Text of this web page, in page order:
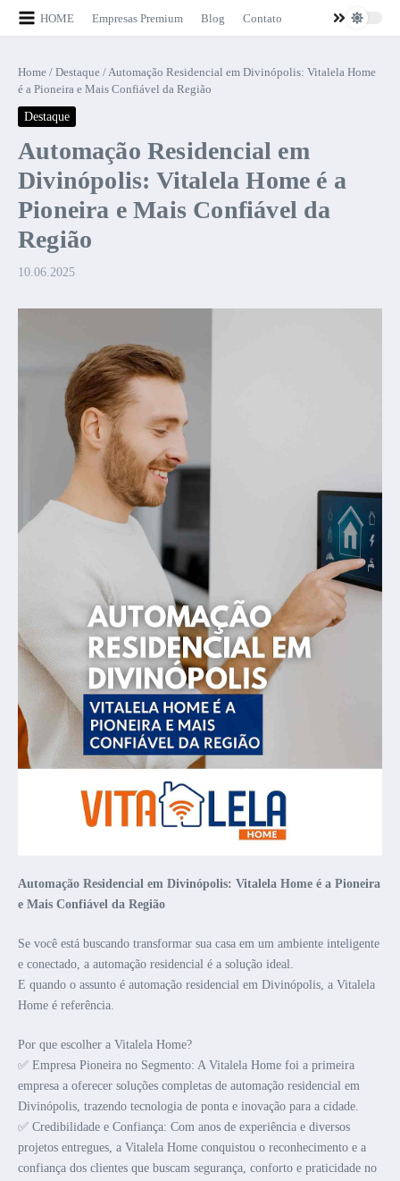
Ir para o conteúdo
HOME Empresas Premium Blog Contato
Home / Destaque /Automação Residencial em Divinópolis: Vitalela Home
é a Pioneira e Mais Confiável da Região
Destaque
Automação Residencial em
Divinópolis: Vitalela Home é a
Pioneira e Mais Confiável da
Região
10.06.2025
Automação Residencial em Divinópolis: Vitalela Home é a Pioneira
e Mais Confiável da Região
Se você está buscando transformar sua casa em um ambiente inteligente
e conectado, a automação residencial é a solução ideal.
E quando o assunto é automação residencial em Divinópolis, a Vitalela
Home é referência.
Por que escolher a Vitalela Home?
✅ Empresa Pioneira no Segmento: A Vitalela Home foi a primeira
empresa a oferecer soluções completas de automação residencial em
Divinópolis, trazendo tecnologia de ponta e inovação para a cidade.
✅ Credibilidade e Confiança: Com anos de experiência e diversos
projetos entregues, a Vitalela Home conquistou o reconhecimento e a
confiança dos clientes que buscam segurança, conforto e praticidade no